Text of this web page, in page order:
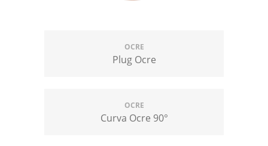
OCRE
Plug Ocre
OCRE
Curva Ocre 90°